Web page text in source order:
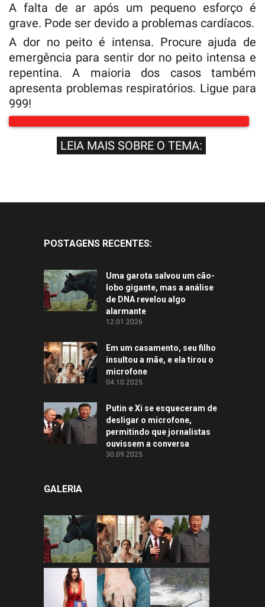
A falta de ar após um pequeno esforço é
grave. Pode ser devido a problemas cardíacos.
A dor no peito é intensa. Procure ajuda de
emergência para sentir dor no peito intensa e
repentina. A maioria dos casos também
apresenta problemas respiratórios. Ligue para
999!
LEIA MAIS SOBRE O TEMA:
POSTAGENS RECENTES:
Uma garota salvou um cão-
lobo gigante, mas a análise
de DNA revelou algo
alarmante
12.01.2026
Em um casamento, seu filho
insultou a mãe, e ela tirou o
microfone
04.10.2025
Putin e Xi se esqueceram de
desligar o microfone,
permitindo que jornalistas
ouvissem a conversa
30.09.2025
GALERIA